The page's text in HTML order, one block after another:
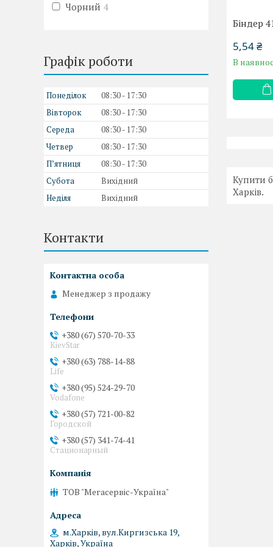
Біндер
5,54 ₴
В
Купити
Харків.
Чорний 4
Графік роботи
Понеділок 08:30
17:30
Вівторок
08:30
17:30
Середа
08:30
17:30
Четвер
08:30
17:30
Пʼятниця
08:30
17:30
Субота
Вихідний
Неділя
Вихідний
Контакти
Менеджер з продажу
+380 (67) 570-70-33
KievStar
+380 (63) 788-14-88
Life
+380 (95) 524-29-70
Vodafone
+380 (57) 721-00-82
Городской
+380 (57) 341-74-41
Стационарный
ТОВ "Мегасервіс-Україна"
м.Харків, вул.Киргизська 19,
Харків, Україна